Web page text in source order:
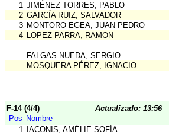
1 JIMÉNEZ TORRES, PABLO
2 GARCÍA RUIZ, SALVADOR
3 MONTORO EGEA, JUAN PEDRO
4 LOPEZ PARRA, RAMON
FALGAS NUEDA, SERGIO
MOSQUERA PÉREZ, IGNACIO
F-14 (4/4) Actualizado: 13:56
Pos Nombre
1
IACONIS, AMÉLIE SOFÍA